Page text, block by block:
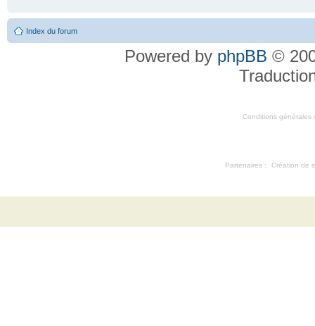
Index du forum
Powered by phpBB ©
Conditions générales
Partenaires : Création de